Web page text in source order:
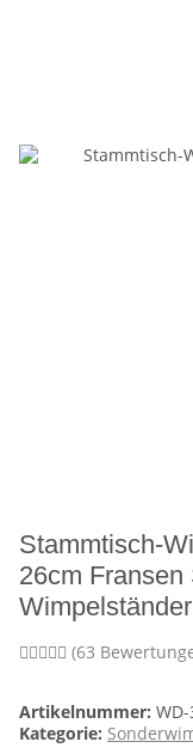
Stammtisch-
26cm
Wimpelständer
(63
Artikelnummer:
Kategorie: